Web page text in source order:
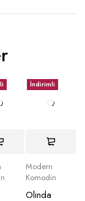
İndirimli
Modern
Komodin
Olinda